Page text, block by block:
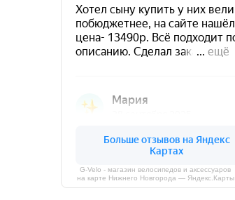
G-Velo - магазин велосипедов и аксессуаров
на карте Нижнего Новгорода — Яндекс.Карты